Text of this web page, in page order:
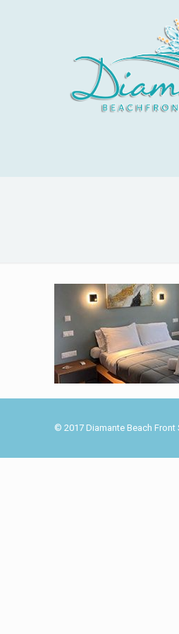
© 2017 Diamante Beach